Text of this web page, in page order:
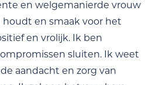
en welgemanierde vrouw
en smaak voor het
en vrolijk. Ik ben
sluiten. Ik weet
aandacht en zorg van